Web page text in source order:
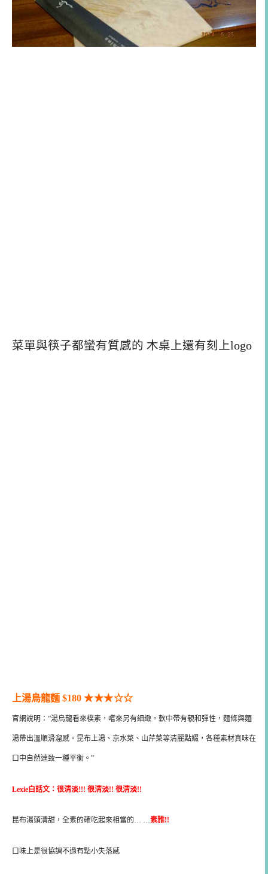
菜單與筷子都蠻有質感的 木桌上還有刻上logo
上湯烏龍麵 $180 ★★★☆☆
官網說明：”湯烏龍看來樸素，嚐來另有細緻。軟中帶有親和彈性，麵條與麵
湯帶出溫順滑溜感。昆布上湯、京水菜、山芹菜等清麗點綴，各種素材真味在
口中自然達致一種平衡。”
Lexie白話文：很清淡!!! 很清淡!! 很清淡!!
昆布湯頭清甜，全素的確吃起來相當的… …素雅!!
口味上是很協調不過有點小失落感